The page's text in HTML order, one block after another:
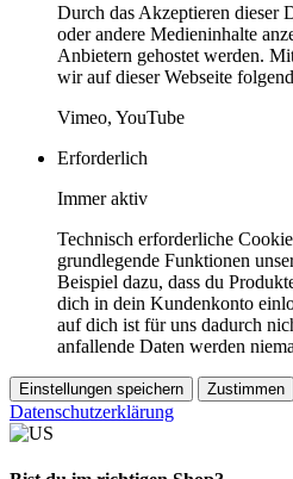
Durch das Akzeptieren dieser
oder andere Medieninhalte
Anbietern gehostet werden.
wir auf dieser Webseite
Vimeo, YouTube
Erforderlich
Immer aktiv
Technisch erforderliche
grundlegende Funktionen
Beispiel dazu, dass du
dich in dein Kundenkonto
auf dich ist für uns dadurch
anfallende Daten werden
Einstellungen speichern Zustimmen
Datenschutzerklärung